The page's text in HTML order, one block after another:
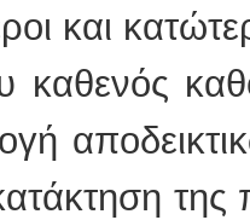
και
της